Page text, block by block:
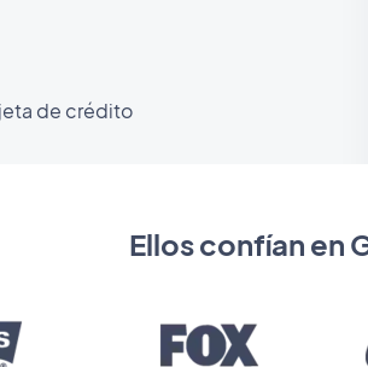
de crédito
Ellos confían en